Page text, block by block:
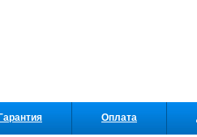
Гарантия Оплата